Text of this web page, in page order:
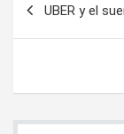
UBER y el